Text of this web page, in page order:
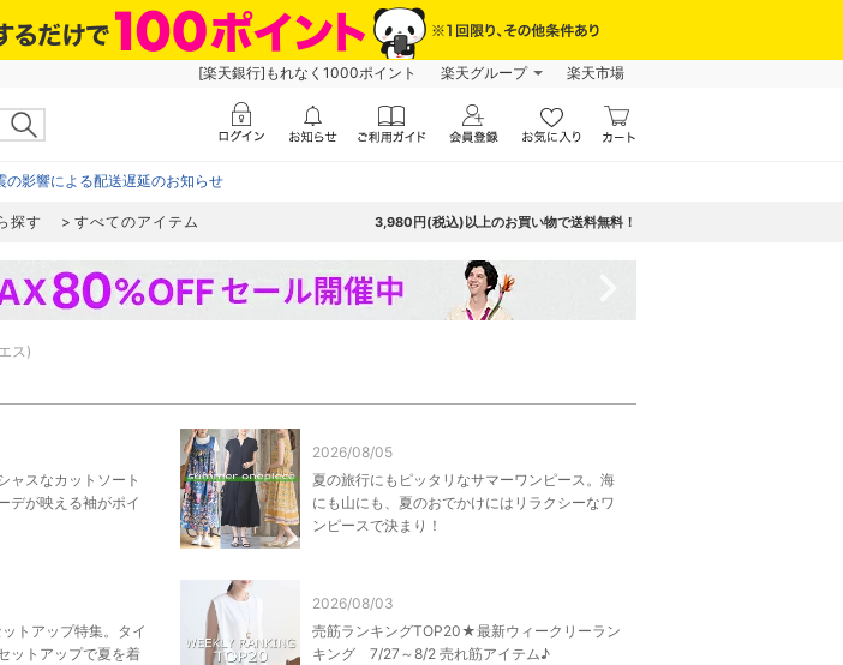
[楽天銀行]もれなく1000ポイント 楽天グループ 楽天市場
の影響による配送遅延のお知らせ
探す すべてのアイテム 3,980円(税込)以上のお買い物で送料無料！
ス)
ャスなカットソート
デが映える袖がポイ
2026/08/05
夏の旅行にもピッタリなサマーワンピース。海
にも山にも、夏のおでかけにはリラクシーなワ
ンピースで決まり！
トアップ特集。タイ
ットアップで夏を着
2026/08/03
売筋ランキングTOP20★最新ウィークリーラン
キング 7/27～8/2 売れ筋アイテム♪